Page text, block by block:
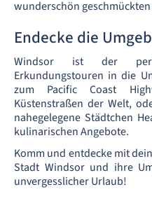
wunderschön
Endecke die
Windsor ist der
Erkundungstouren in die
zum Pacific Coast
Küstenstraßen der Welt,
nahegelegene Städtchen
kulinarischen Angebote.
Komm und entdecke mit
Stadt Windsor und ihre
unvergesslicher Urlaub!